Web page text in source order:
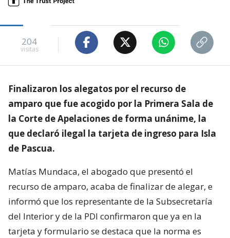
204
visitas
Finalizaron los alegatos por el recurso de
amparo que fue acogido por la Primera Sala de
la Corte de Apelaciones de forma unánime, la
que declaró ilegal la tarjeta de ingreso para Isla
de Pascua.
Matías Mundaca, el abogado que presentó el
recurso de amparo, acaba de finalizar de alegar, e
informó que los representante de la Subsecretaría
del Interior y de la PDI confirmaron que ya en la
tarjeta y formulario se destaca que la norma es